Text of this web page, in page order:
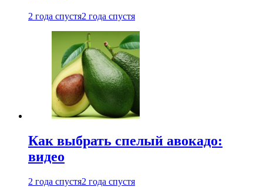
2 года спустя2 года спустя
Как выбрать спелый авокадо:
видео
2 года спустя2 года спустя